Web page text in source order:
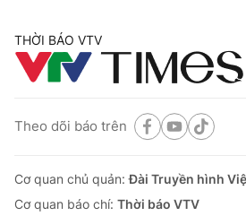
THỜI BÁO VTV
Theo dõi báo trên
Cơ quan chủ quản:Đài Truyền hình
Cơ quan báo chí: Thời báo VTV